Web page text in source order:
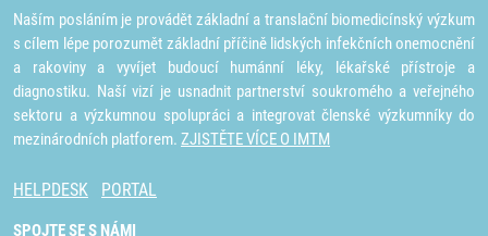
Naším posláním je provádět základní a translační biomedicínský výzkum
s cílem lépe porozumět základní příčině lidských infekčních onemocnění
a rakoviny a vyvíjet budoucí humánní léky, lékařské přístroje a
diagnostiku. Naší vizí je usnadnit partnerství soukromého a veřejného
sektoru a výzkumnou spolupráci a integrovat členské výzkumníky do
mezinárodních platforem. ZJISTĚTE VÍCE O IMTM
HELPDESK PORTAL
SPOJTE SE S NÁMI